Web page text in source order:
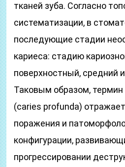
тканей зуба. Согласно
систематизации, в
последующие стадии
кариеса: стадию
поверхностный, средний
Таковым образом, термин
(сaries profunda)
поражения и
конфигурации,
прогрессировании